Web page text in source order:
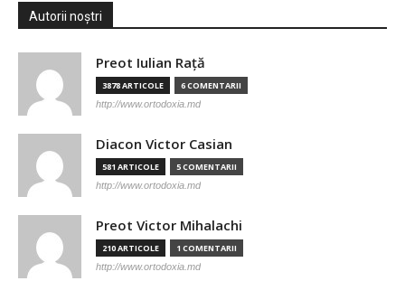
Autorii noștri
Preot Iulian Raţă
3878 ARTICOLE 6 COMENTARII
http://www.ortodoxia.md
Diacon Victor Casian
581 ARTICOLE 5 COMENTARII
http://www.ortodoxia.md
Preot Victor Mihalachi
210 ARTICOLE 1 COMENTARII
http://www.ortodoxia.md